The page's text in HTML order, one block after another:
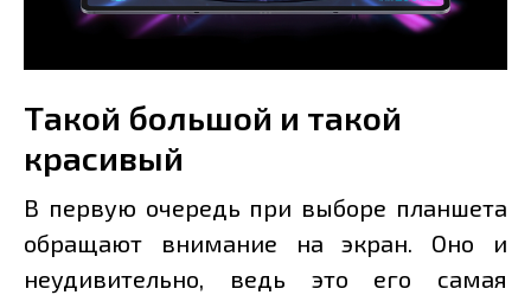
Такой большой и такой
красивый
В первую очередь при выборе планшета
обращают внимание на экран. Оно и
неудивительно, ведь это его самая